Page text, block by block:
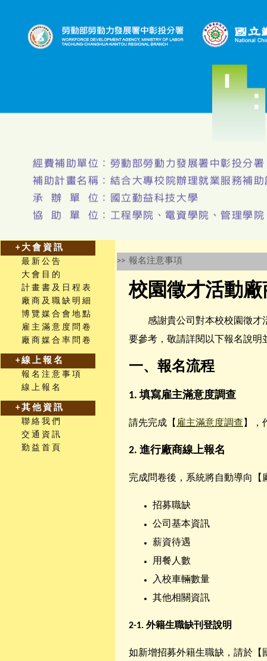
+大會資訊
最新公告
大會目的
計畫書及日程表
廠商及職缺明細
博覽媒合會地點
雇主滿意度問卷
廠商媒合率問卷
+線上報名
報名注意事項
線上報名
+其他資訊
聯絡我們
交通資訊
勤益首頁
>> 報名注意事項
校園徵才活動
感謝貴公司對本校校園徵才活
要參考，敬請詳閱以下報名說明
一、報名流程
1.填寫雇主滿意度調查
請先完成【 雇主滿意度調查 】，
2. 進行廠商線上報名
完成問卷後，系統將自動導向
招募職缺
公司基本資訊
薪資待遇
用餐人數
入校車輛數量
其他相關資訊
2-1. 外籍生職缺刊登說明
如新增招募外籍生職缺，請於【